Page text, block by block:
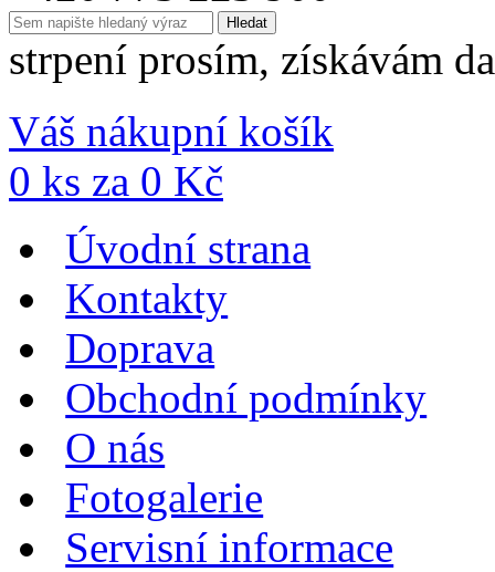
strpení prosím, získávám
Váš nákupní košík
0 ks za 0 Kč
Úvodní strana
Kontakty
Doprava
Obchodní podmínky
O nás
Fotogalerie
Servisní informace